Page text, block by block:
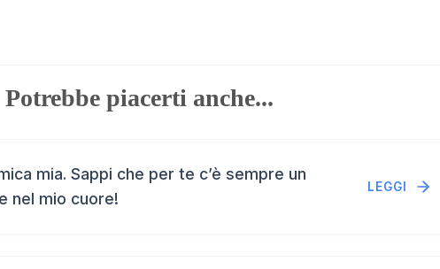
Potrebbe piacerti anche...
mia. Sappi che per te c’è sempre un
nel mio cuore!
LEGGI